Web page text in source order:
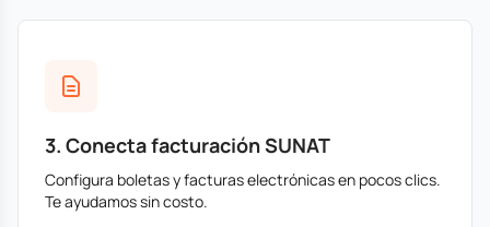
3. Conecta facturación SUNAT
Configura boletas y facturas electrónicas en pocos clics.
Te ayudamos sin costo.